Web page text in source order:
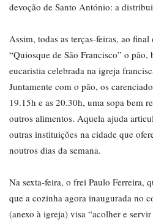
devoção de Santo António: a
Assim, todas as terças-feiras, ao
“Quiosque de São Francisco” o
eucaristia celebrada na igreja
Juntamente com o pão, os
19.15h e as 20.30h, uma sopa bem
outros alimentos. Aquela ajuda
outras instituições na cidade que
noutros dias da semana.
Na sexta-feira, o frei Paulo Ferreira,
que a cozinha agora inaugurada no
(anexo à igreja) visa “acolher e